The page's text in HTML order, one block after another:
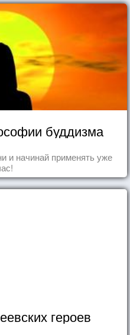
буддизма
и начинай применять уже
героев